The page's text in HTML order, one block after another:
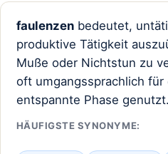
faulenzenbedeutet,
produktive Tätigkeit
Muße oder Nichtstun zu
oft umgangssprachlich
entspannte Phase genutzt.
HÄUFIGSTE SYNONYME: